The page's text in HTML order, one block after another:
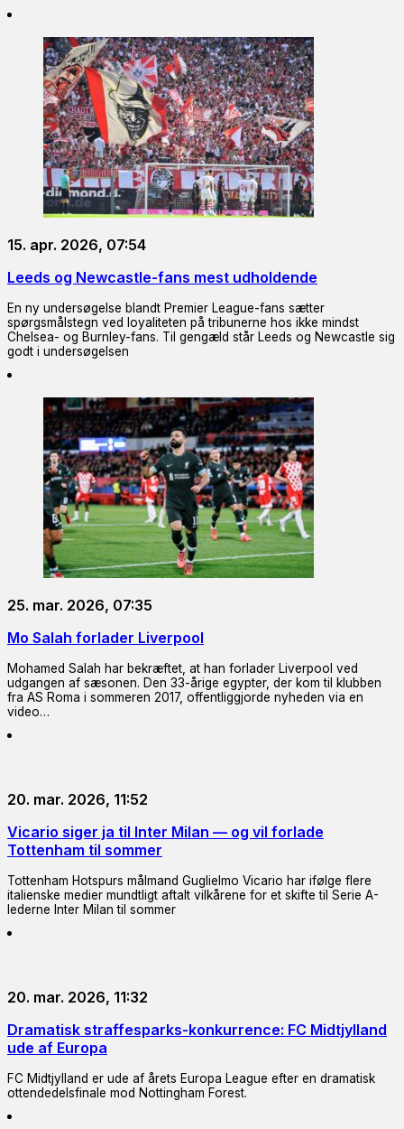
15. apr. 2026, 07:54
Leeds og Newcastle-fans mest udholdende
En ny undersøgelse blandt Premier League-fans sætter
spørgsmålstegn ved loyaliteten på tribunerne hos ikke mindst
Chelsea- og Burnley-fans. Til gengæld står Leeds og Newcastle sig
godt i undersøgelsen
25. mar. 2026, 07:35
Mo Salah forlader Liverpool
Mohamed Salah har bekræftet, at han forlader Liverpool ved
udgangen af sæsonen. Den 33-årige egypter, der kom til klubben
fra AS Roma i sommeren 2017, offentliggjorde nyheden via en
video…
20. mar. 2026, 11:52
Vicario siger ja til Inter Milan — og vil forlade
Tottenham til sommer
Tottenham Hotspurs målmand Guglielmo Vicario har ifølge flere
italienske medier mundtligt aftalt vilkårene for et skifte til Serie A-
lederne Inter Milan til sommer
20. mar. 2026, 11:32
Dramatisk straffesparks-konkurrence: FC Midtjylland
ude af Europa
FC Midtjylland er ude af årets Europa League efter en dramatisk
ottendedelsfinale mod Nottingham Forest.